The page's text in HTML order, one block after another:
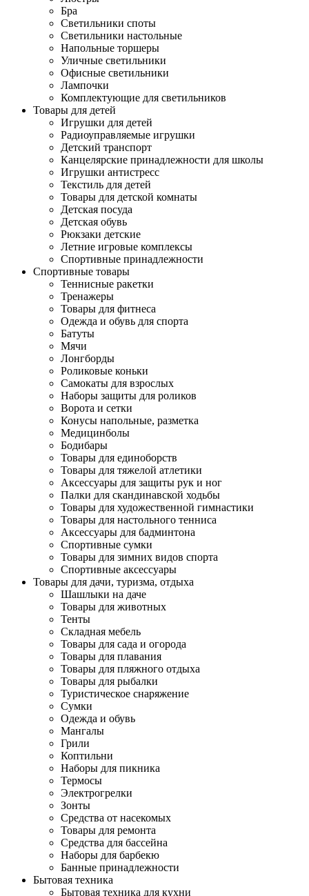
Бра
Светильники споты
Светильники настольные
Напольные торшеры
Уличные светильники
Офисные светильники
Лампочки
Комплектующие для светильников
Товары для детей
Игрушки для детей
Радиоуправляемые игрушки
Детский транспорт
Канцелярские принадлежности для школы
Игрушки антистресс
Текстиль для детей
Товары для детской комнаты
Детская посуда
Детская обувь
Рюкзаки детские
Летние игровые комплексы
Спортивные принадлежности
Спортивные товары
Теннисные ракетки
Тренажеры
Товары для фитнеса
Одежда и обувь для спорта
Батуты
Мячи
Лонгборды
Роликовые коньки
Самокаты для взрослых
Наборы защиты для роликов
Ворота и сетки
Конусы напольные, разметка
Медицинболы
Бодибары
Товары для единоборств
Товары для тяжелой атлетики
Аксессуары для защиты рук и ног
Палки для скандинавской ходьбы
Товары для художественной гимнастики
Товары для настольного тенниса
Аксессуары для бадминтона
Спортивные сумки
Товары для зимних видов спорта
Спортивные аксессуары
Товары для дачи, туризма, отдыха
Шашлыки на даче
Товары для животных
Тенты
Складная мебель
Товары для сада и огорода
Товары для плавания
Товары для пляжного отдыха
Товары для рыбалки
Туристическое снаряжение
Сумки
Одежда и обувь
Мангалы
Грили
Коптильни
Наборы для пикника
Термосы
Электрогрелки
Зонты
Средства от насекомых
Товары для ремонта
Средства для бассейна
Наборы для барбекю
Банные принадлежности
Бытовая техника
Бытовая техника для кухни